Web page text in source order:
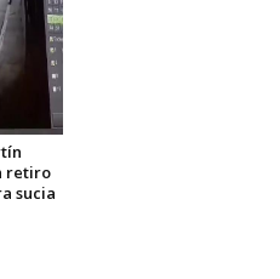
retiro
sucia